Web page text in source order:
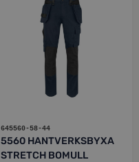
645560-58-44
5560 HANTVERKSBYXA
STRETCH BOMULL